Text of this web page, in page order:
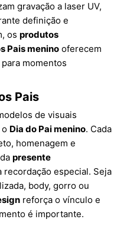
gravação a laser UV,
definição e
os produtos
Pais menino oferecem
momentos
Pais
de visuais
o Dia do Pai menino. Cada
homenagem e
presente
recordação especial. Seja
body, gorro ou
reforça o vínculo e
é importante.